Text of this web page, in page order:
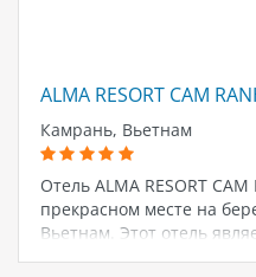
ALMA RESORT CAM
Камрань, Вьетнам
Отель ALMA RESORT
прекрасном месте на
Вьетнам. Этот отель
5 звездами и